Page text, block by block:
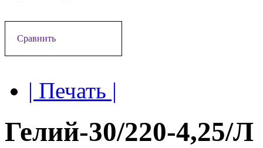
Сравнить
| Печать |
Гелий-30/220-4,25/Л